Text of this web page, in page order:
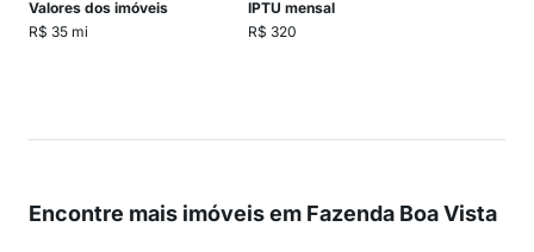
Valores dos imóveis
R$ 35 mi
IPTU mensal
R$ 320
Encontre mais imóveis em Fazenda Boa Vista